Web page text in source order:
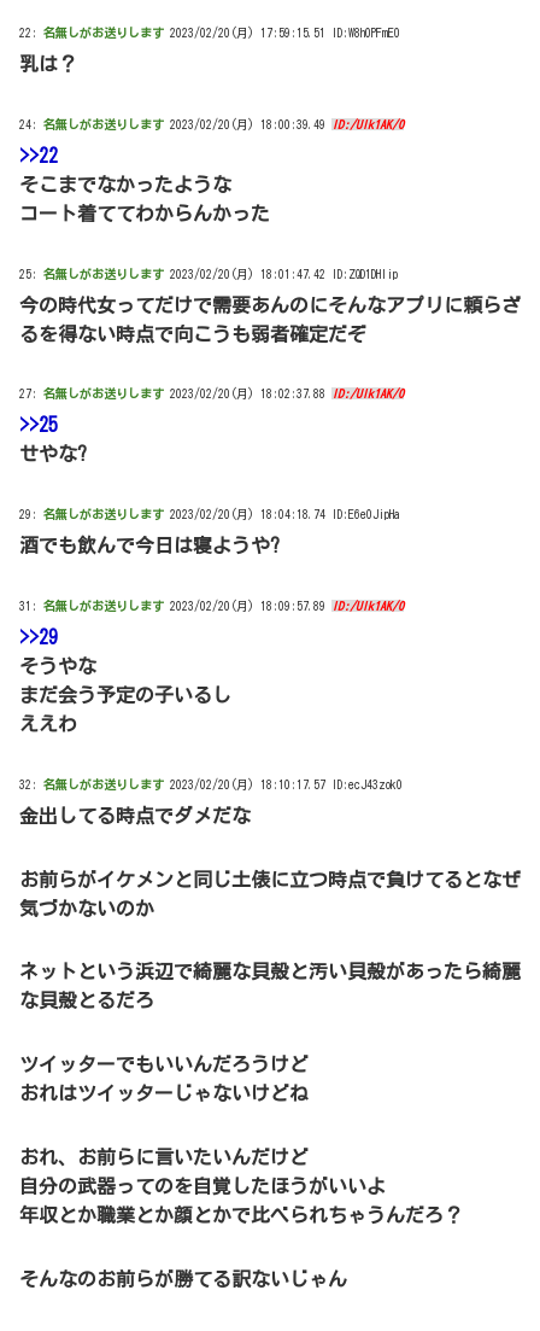
22: 名無しがお送りします 2023/02/20(月) 17:59:15.51 ID:W8h0PFmE0
乳は？
24: 名無しがお送りします 2023/02/20(月) 18:00:39.49 ID:/Ulk1AK/0
>>22
そこまでなかったような
コート着ててわからんかった
25: 名無しがお送りします 2023/02/20(月) 18:01:47.42 ID:ZQD1DHIip
今の時代女ってだけで需要あんのにそんなアプリに頼らざ
るを得ない時点で向こうも弱者確定だぞ
27: 名無しがお送りします 2023/02/20(月) 18:02:37.88 ID:/Ulk1AK/0
>>25
せやな?
29: 名無しがお送りします 2023/02/20(月) 18:04:18.74 ID:E6e0JipHa
酒でも飲んで今日は寝ようや?
31: 名無しがお送りします 2023/02/20(月) 18:09:57.89 ID:/Ulk1AK/0
>>29
そうやな
まだ会う予定の子いるし
ええわ
32: 名無しがお送りします 2023/02/20(月) 18:10:17.57 ID:ecJ43zok0
金出してる時点でダメだな
お前らがイケメンと同じ土俵に立つ時点で負けてるとなぜ
気づかないのか
ネットという浜辺で綺麗な貝殻と汚い貝殻があったら綺麗
な貝殻とるだろ
ツイッターでもいいんだろうけど
おれはツイッターじゃないけどね
おれ、お前らに言いたいんだけど
自分の武器ってのを自覚したほうがいいよ
年収とか職業とか顔とかで比べられちゃうんだろ？
そんなのお前らが勝てる訳ないじゃん